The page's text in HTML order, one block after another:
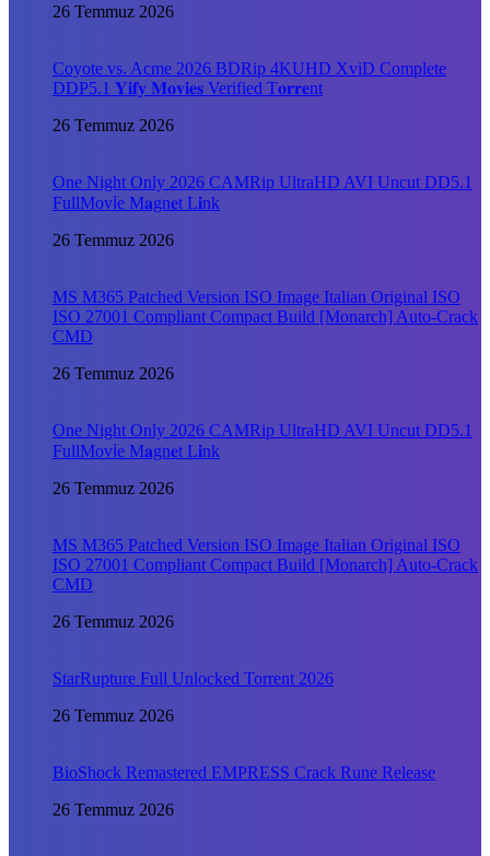
26 Temmuz 2026
Coyote vs. Acme 2026 BDRip 4KUHD XviD Complete
DDP5.1 𝐘𝐢𝐟𝐲 𝐌𝐨𝐯𝐢𝐞𝐬 Verified T𝐨𝐫𝐫𝐞nt
26 Temmuz 2026
One Night Only 2026 CAMRip UltraHD AVI Uncut DD5.1
FullMov𝗂e M𝐚gn𝐞t L𝐢nk
26 Temmuz 2026
MS M365 Patched Version ISO Image Italian Original ISO
ISO 27001 Compliant Compact Build [Monarch] Auto-Crack
CMD
26 Temmuz 2026
One Night Only 2026 CAMRip UltraHD AVI Uncut DD5.1
FullMov𝗂e M𝐚gn𝐞t L𝐢nk
26 Temmuz 2026
MS M365 Patched Version ISO Image Italian Original ISO
ISO 27001 Compliant Compact Build [Monarch] Auto-Crack
CMD
26 Temmuz 2026
StarRupture Full Unlocked Torrent 2026
26 Temmuz 2026
BioShock Remastered EMPRESS Crack Rune Release
26 Temmuz 2026